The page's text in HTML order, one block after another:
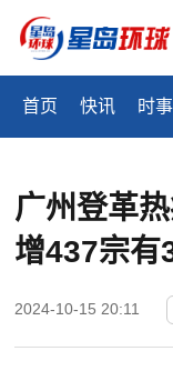
首页 快讯 时事
广州登革
增437宗有
2024-10-15 20:11